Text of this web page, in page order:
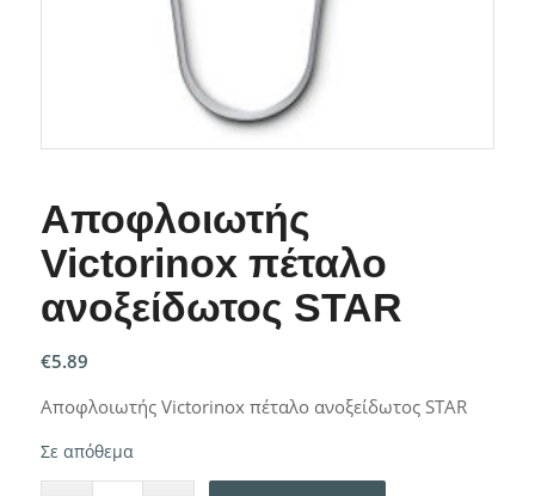
Αποφλοιωτής
Victorinox πέταλο
ανοξείδωτος STAR
€5.89
Αποφλοιωτής Victorinox πέταλο ανοξείδωτος STAR
Σε απόθεμα